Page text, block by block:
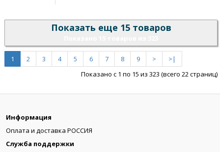
Показать еще 15 товаров
1 2 3 4 5 6 7 8 9 >
>|
Показано с 1 по 15 из 323 (всего 22 страниц)
Информация
Оплата и доставка РОССИЯ
Служба поддержки